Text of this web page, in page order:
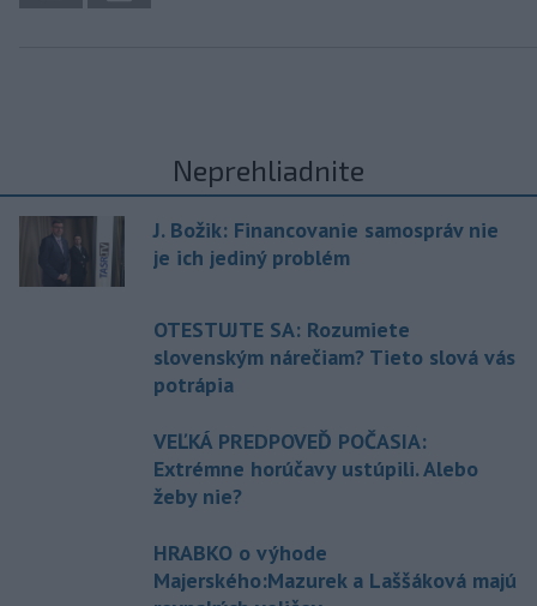
Neprehliadnite
J. Božik: Financovanie samospráv nie
je ich jediný problém
OTESTUJTE SA: Rozumiete
slovenským nárečiam? Tieto slová vás
potrápia
VEĽKÁ PREDPOVEĎ POČASIA:
Extrémne horúčavy ustúpili. Alebo
žeby nie?
HRABKO o výhode
Majerského:Mazurek a Laššáková majú